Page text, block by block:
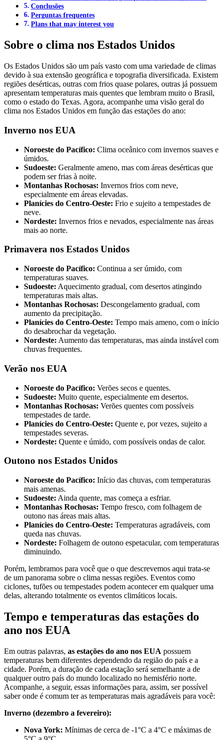
Conclusões
Perguntas frequentes
Plans that may interest you
Sobre o clima nos Estados Unidos
Os Estados Unidos são um país vasto com uma variedade de climas
devido à sua extensão geográfica e topografia diversificada. Existem
regiões desérticas, outras com frios quase polares, outras já possuem
apresentam temperaturas mais quentes que lembram muito o Brasil,
como o estado do Texas. Agora, acompanhe uma visão geral do
clima nos Estados Unidos em função das estações do ano:
Inverno nos EUA
Noroeste do Pacífico: Clima oceânico com invernos suaves e
úmidos.
Sudoeste: Geralmente ameno, mas com áreas desérticas que
podem ser frias à noite.
Montanhas Rochosas: Invernos frios com neve,
especialmente em áreas elevadas.
Planícies do Centro-Oeste: Frio e sujeito a tempestades de
neve.
Nordeste: Invernos frios e nevados, especialmente nas áreas
mais ao norte.
Primavera nos Estados Unidos
Noroeste do Pacífico: Continua a ser úmido, com
temperaturas suaves.
Sudoeste: Aquecimento gradual, com desertos atingindo
temperaturas mais altas.
Montanhas Rochosas: Descongelamento gradual, com
aumento da precipitação.
Planícies do Centro-Oeste: Tempo mais ameno, com o início
do desabrochar da vegetação.
Nordeste: Aumento das temperaturas, mas ainda instável com
chuvas frequentes.
Verão nos EUA
Noroeste do Pacífico: Verões secos e quentes.
Sudoeste: Muito quente, especialmente em desertos.
Montanhas Rochosas: Verões quentes com possíveis
tempestades de tarde.
Planícies do Centro-Oeste: Quente e, por vezes, sujeito a
tempestades severas.
Nordeste: Quente e úmido, com possíveis ondas de calor.
Outono nos Estados Unidos
Noroeste do Pacífico: Início das chuvas, com temperaturas
mais amenas.
Sudoeste: Ainda quente, mas começa a esfriar.
Montanhas Rochosas: Tempo fresco, com folhagem de
outono nas áreas mais altas.
Planícies do Centro-Oeste: Temperaturas agradáveis, com
queda nas chuvas.
Nordeste: Folhagem de outono espetacular, com temperaturas
diminuindo.
Porém, lembramos para você que o que descrevemos aqui trata-se
de um panorama sobre o clima nessas regiões. Eventos como
ciclones, tufões ou tempestades podem acontecer em qualquer uma
delas, alterando totalmente os eventos climáticos locais.
Tempo e temperaturas das estações do
ano nos EUA
Em outras palavras, as estações do ano nos EUA possuem
temperaturas bem diferentes dependendo da região do país e a
cidade. Porém, a duração de cada estação será semelhante a de
qualquer outro país do mundo localizado no hemisfério norte.
Acompanhe, a seguir, essas informações para, assim, ser possível
saber onde é comum ter as temperaturas mais agradáveis para você:
Inverno (dezembro a fevereiro):
Nova York: Mínimas de cerca de -1°C a 4°C e máximas de